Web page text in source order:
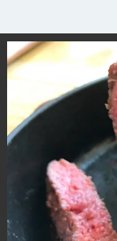
観光ガイド
ランキング